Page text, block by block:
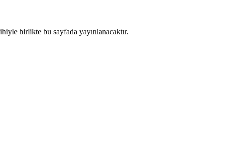
birlikte bu sayfada yayınlanacaktır.